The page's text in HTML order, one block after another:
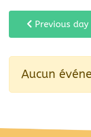
Previous day
Aucun